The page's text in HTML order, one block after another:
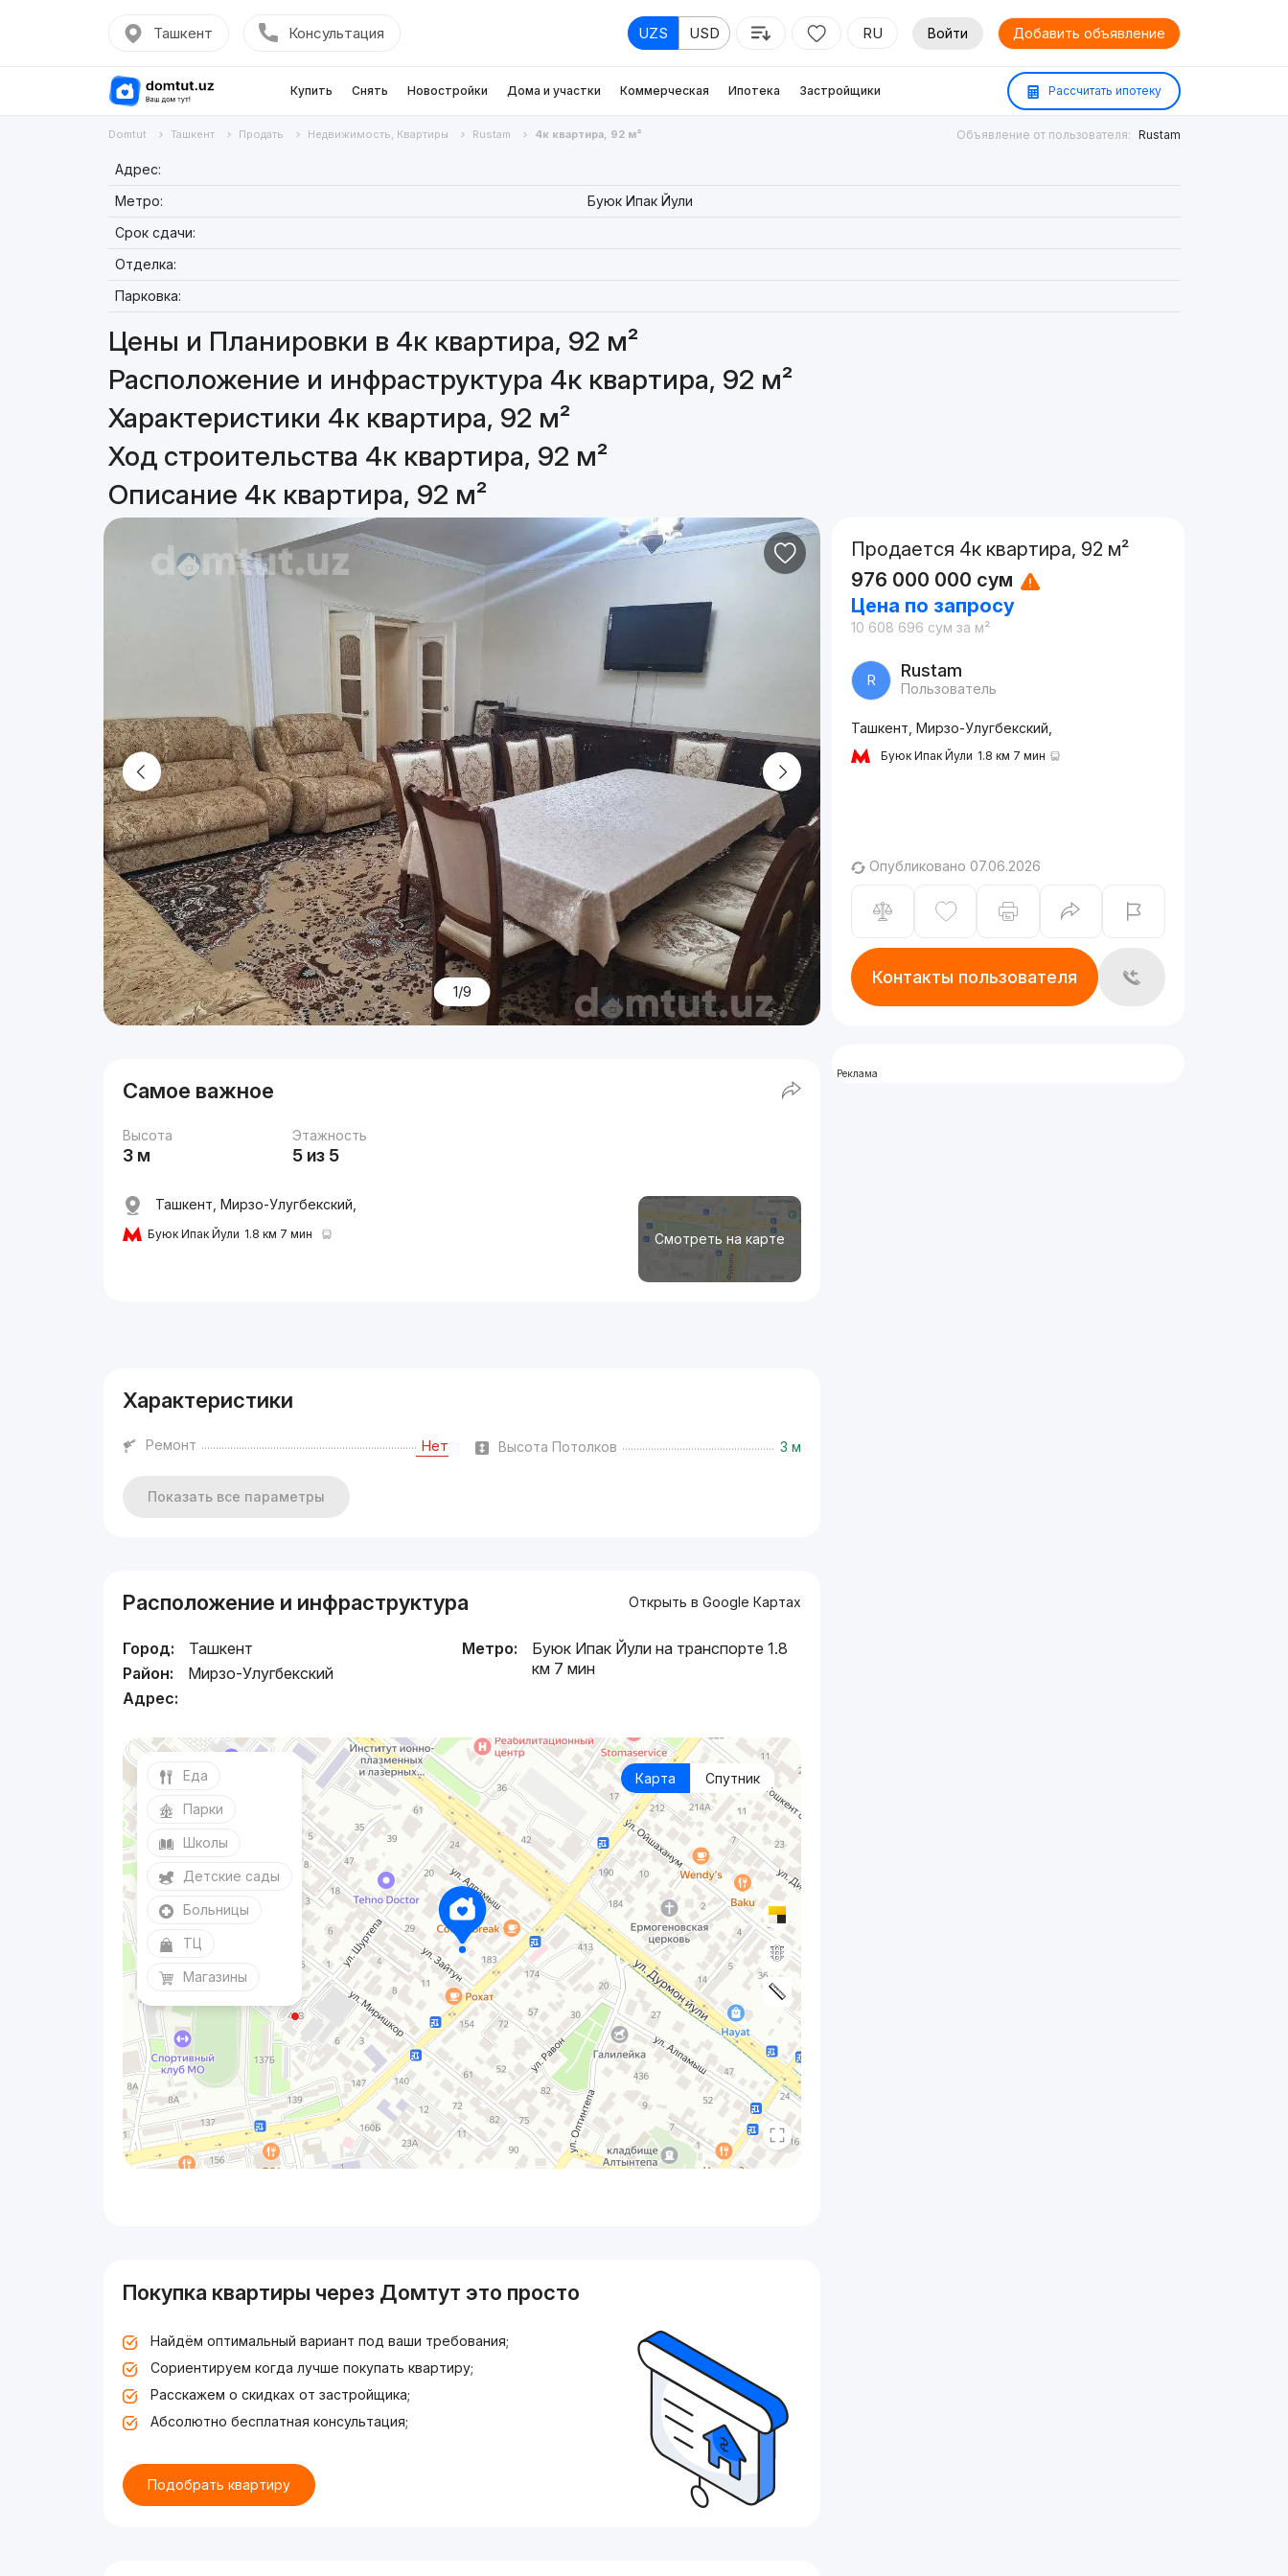
Ташкент Консультация UZS USD RU Войти Добавить объявление
Купить Снять Новостройки Дома и участки Коммерческая Ипотека Застройщики Рассчитать ипотеку
Domtut Ташкент Продать Недвижимость, Квартиры Rustam 4к квартира, 92 м² Объявление от пользователя: Rustam
Адрес:
Метро:
Буюк Ипак Йули
Срок сдачи:
Отделка:
Парковка:
Цены и Планировки в 4к квартира, 92 м²
Расположение и инфраструктура 4к квартира, 92 м²
Характеристики 4к квартира, 92 м²
Ход строительства 4к квартира, 92 м²
Описание 4к квартира, 92 м²
1/9
Самое важное
Высота
3 м
Этажность
5 из 5
Смотреть на карте
Ташкент, Мирзо-Улугбекский,
Буюк Ипак Йули 1.8 км 7 мин
Характеристики
Ремонт Нет Высота Потолков 3 м
Показать все параметры
Расположение и инфраструктура Открыть в Google Картах
Город:
Ташкент
Район:
Мирзо-Улугбекский
Адрес:
Метро:
Буюк Ипак Йули на транспорте 1.8
км 7 мин
Карта Спутник
Еда
Парки
Школы
Детские сады
Больницы
ТЦ
Магазины
Покупка квартиры через Домтут это просто
Найдём оптимальный вариант под ваши требования;
Сориентируем когда лучше покупать квартиру;
Расскажем о скидках от застройщика;
Абсолютно бесплатная консультация;
Подобрать квартиру
Продается 4к квартира, 92 м²
976 000 000 сум
Цена по запросу
10 608 696 сум за м²
R Rustam
Пользователь
Ташкент, Мирзо-Улугбекский,
Буюк Ипак Йули 1.8 км 7 мин
Опубликовано 07.06.2026
Контакты пользователя
Реклама